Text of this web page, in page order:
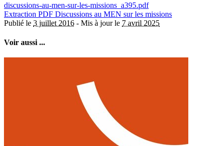
discussions-au-men-sur-les-missions_a395.pdf
Extraction PDF Discussions au MEN sur les missions
Publié le 3 juillet 2016 - Mis à jour le 7 avril 2025
Voir aussi ...